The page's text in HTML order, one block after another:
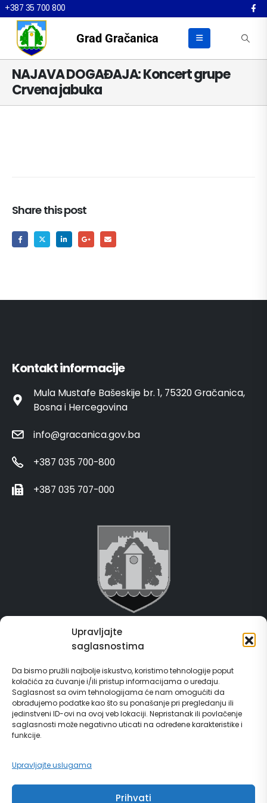
Upravljajte
saglasnostima
Da bismo pružili najbolje iskustvo, koristimo tehnologije poput
kolačića za čuvanje i/ili pristup informacijama o uređaju.
Saglasnost sa ovim tehnologijama će nam omogućiti da
obrađujemo podatke kao što su ponašanje pri pregledanju ili
jedinstveni ID-ovi na ovoj veb lokaciji. Nepristanak ili povlačenje
saglasnosti može negativno uticati na određene karakteristike i
funkcije.
Upravljajte uslugama
Prihvati
+387 35 700 800
Grad Gračanica
NAJAVA DOGAĐAJA: Koncert grupe
Crvena jabuka
Share this post
Kontakt informacije
Mula Mustafe Bašeskije br. 1, 75320 Gračanica,
Bosna i Hercegovina
info@gracanica.gov.ba
+387 035 700-800
+387 035 707-000
Grad Gračanica
E-Matičar
72 sata sistem
Invest in Gračanica
Vodič za građane